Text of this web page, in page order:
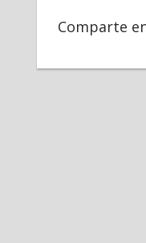
Comparte